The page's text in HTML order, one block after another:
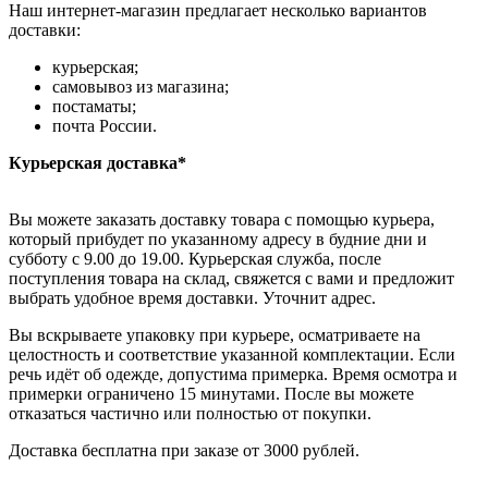
Наш интернет-магазин предлагает несколько вариантов
доставки:
курьерская;
самовывоз из магазина;
постаматы;
почта России.
Курьерская доставка*
Вы можете заказать доставку товара с помощью курьера,
который прибудет по указанному адресу в будние дни и
субботу с 9.00 до 19.00. Курьерская служба, после
поступления товара на склад, свяжется с вами и предложит
выбрать удобное время доставки. Уточнит адрес.
Вы вскрываете упаковку при курьере, осматриваете на
целостность и соответствие указанной комплектации. Если
речь идёт об одежде, допустима примерка. Время осмотра и
примерки ограничено 15 минутами. После вы можете
отказаться частично или полностью от покупки.
Доставка бесплатна при заказе от 3000 рублей.